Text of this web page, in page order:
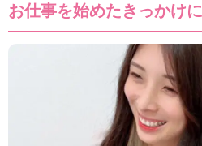
お仕事を始めたきっかけ